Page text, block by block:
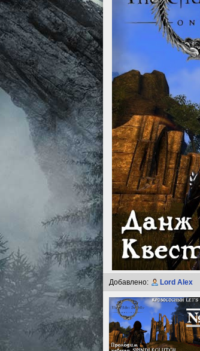
Добавлено: Lord Alex